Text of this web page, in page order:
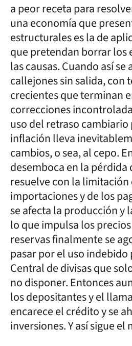
a peor receta para
una economía que
estructurales es la de
que pretendan borrar los
las causas. Cuando así se
callejones sin salida, con
crecientes que terminan
correcciones
uso del retraso
inflación lleva
cambios, o sea, al cepo.
desemboca en la pérdida
resuelve con la limitación
importaciones y de los
se afecta la producción y
lo que impulsa los
reservas finalmente se
pasar por el uso indebido
Central de divisas que
no disponer. Entonces
los depositantes y el
encarece el crédito y se
inversiones. Y así sigue el